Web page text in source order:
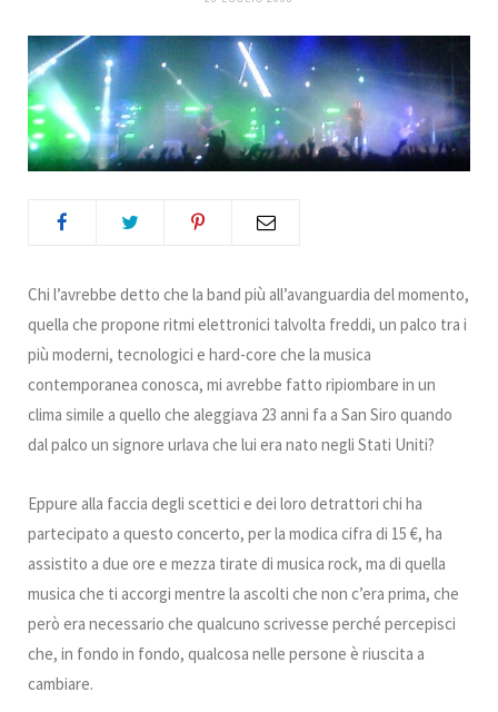
o
o
e
r
g
r
r
e
d r
Chi l’avrebbe detto che la band più all’avanguardia del momento,
quella che propone ritmi elettronici talvolta freddi, un palco tra i
più moderni, tecnologici e hard-core che la musica
contemporanea conosca, mi avrebbe fatto ripiombare in un
clima simile a quello che aleggiava 23 anni fa a San Siro quando
dal palco un signore urlava che lui era nato negli Stati Uniti?
Eppure alla faccia degli scettici e dei loro detrattori chi ha
partecipato a questo concerto, per la modica cifra di 15 €, ha
assistito a due ore e mezza tirate di musica rock, ma di quella
musica che ti accorgi mentre la ascolti che non c’era prima, che
però era necessario che qualcuno scrivesse perché percepisci
che, in fondo in fondo, qualcosa nelle persone è riuscita a
cambiare.